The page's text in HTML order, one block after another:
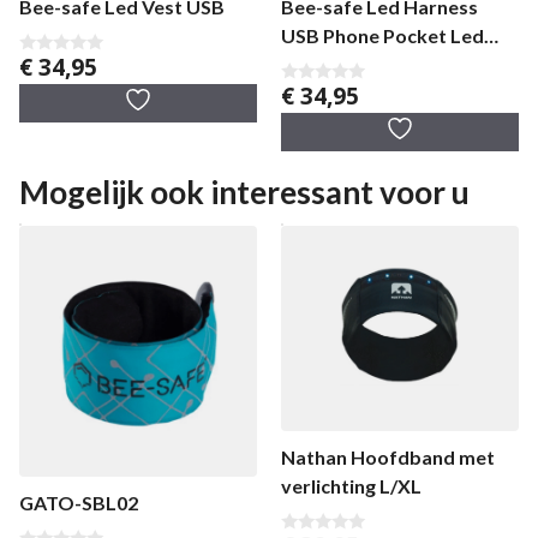
Bee-safe Led Vest USB
0
v
5
€34,95
Bee-safe Led Harness
USB Phone Pocket Led
Vest
0
v
5
€34,95
Mogelijk ook interessant voor u
GATO-SBL02
Nathan Hoofdband met
verlichting L/XL